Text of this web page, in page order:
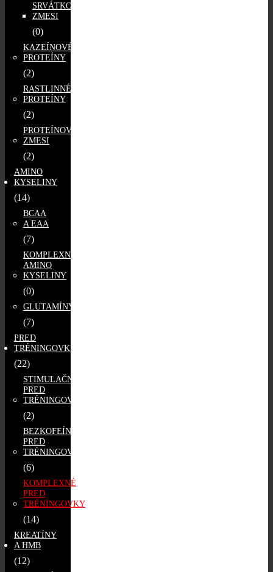
SRVÁTKOVÉ
ZMESI
(0)
KAZEÍNOVÉ
PROTEÍNY
(2)
RASTLINNÉ
PROTEÍNY
(2)
PROTEÍNOVÉ
ZMESI
(2)
AMINO
KYSELINY
(14)
BCAA
A EAA
(7)
KOMPLEXNÉ
AMINO
KYSELINY
(0)
GLUTAMÍNY
(7)
PRED
TRÉNINGOVKY
(22)
STIMULAČNÉ
PRED
TRÉNINGOVKY
(2)
BEZKOFEÍNOVÉ
PRED
TRÉNINGOVKY
(6)
KOMPLEXNÉ
PRED
TRÉNINGOVKY
(14)
KREATÍNY
A HMB
(12)